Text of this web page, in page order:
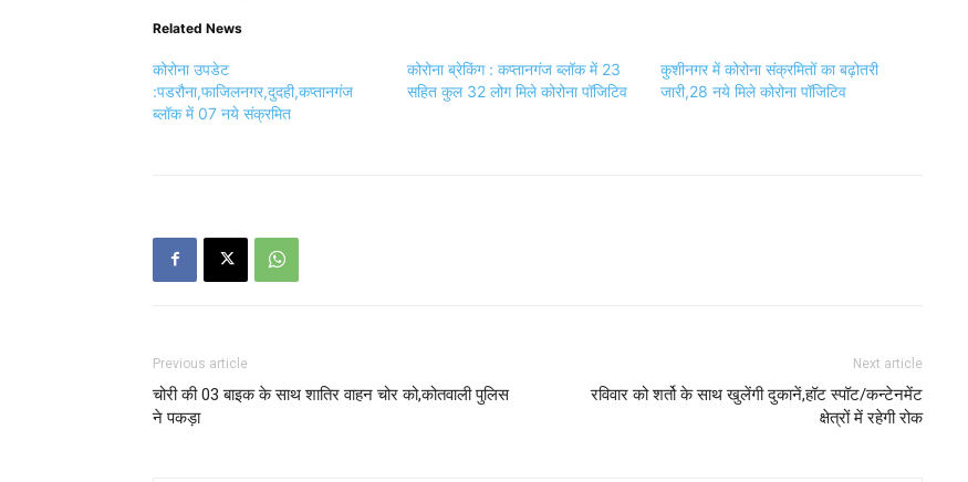
Related News
कोरोना उपडेट
:पडरौना,फाजिलनगर,दुदही,कप्तानगंज
ब्लॉक में 07 नये संक्रमित
कोरोना ब्रेकिंग : कप्तानगंज ब्लॉक में 23
सहित कुल 32 लोग मिले कोरोना पॉजिटिव
कुशीनगर में कोरोना संक्रमितों का बढ़ोतरी
जारी,28 नये मिले कोरोना पॉजिटिव
Previous article
चोरी की 03 बाइक के साथ शातिर वाहन चोर को,कोतवाली पुलिस
ने पकड़ा
Next article
रविवार को शर्तो के साथ खुलेंगी दुकानें,हॉट स्पॉट/कन्टेनमेंट
क्षेत्रों में रहेगी रोक